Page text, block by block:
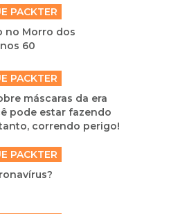
PACKTER
no Morro dos
60
PACKTER
máscaras da era
pode estar fazendo
correndo perigo!
PACKTER